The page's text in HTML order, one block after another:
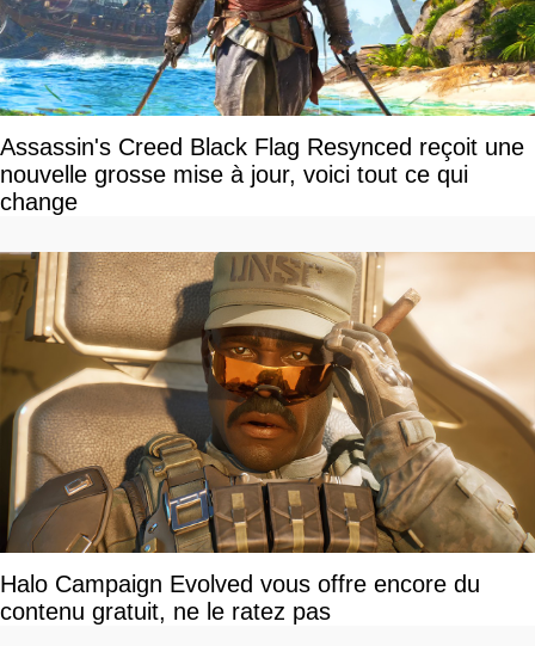
Assassin's Creed Black Flag Resynced reçoit une
nouvelle grosse mise à jour, voici tout ce qui
change
Halo Campaign Evolved vous offre encore du
contenu gratuit, ne le ratez pas